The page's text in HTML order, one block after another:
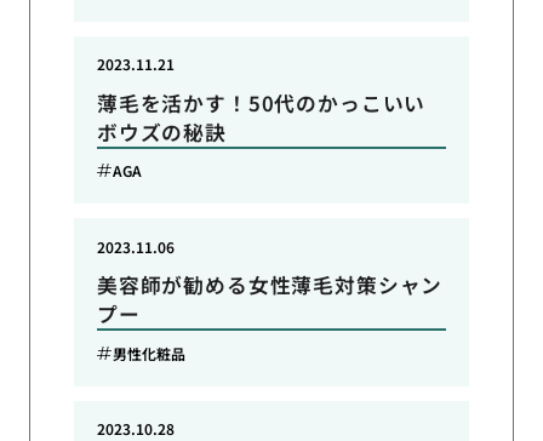
薄毛を活かす！50代のかっこいい
ボウズの秘訣
2023.11.21
AGA
美容師が勧める女性薄毛対策シャン
プー
2023.11.06
男性化粧品
2023.10.28